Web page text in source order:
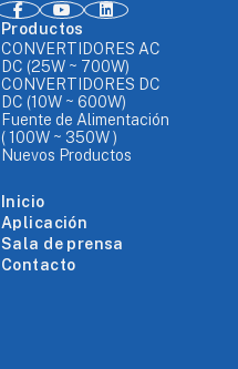
Productos
CONVERTIDORES AC
DC (25W ~ 700W)
CONVERTIDORES DC
DC (10W ~ 600W)
Fuente de Alimentación
( 100W ~ 350W )
Nuevos Productos
Inicio
Aplicación
Sala de prensa
Contacto